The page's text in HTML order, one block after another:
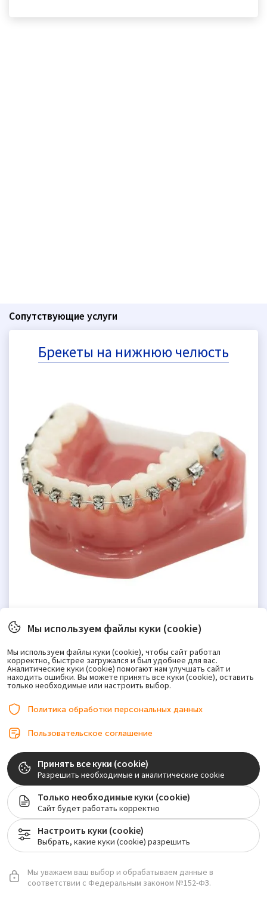
Сопутствующие услуги
Брекеты на нижнюю челюсть
Лечение зуба с удалением нерва
Мы используем файлы куки (cookie)
Мы используем файлы куки (cookie), чтобы сайт работал
корректно, быстрее загружался и был удобнее для вас.
Аналитические куки (cookie) помогают нам улучшать сайт и
находить ошибки. Вы можете принять все куки (cookie), оставить
только необходимые или настроить выбор.
Политика обработки персональных данных
Пользовательское соглашение
Принять все куки (cookie)
Разрешить необходимые и аналитические cookie
Только необходимые куки (cookie)
Сайт будет работать корректно
Настроить куки (cookie)
Выбрать, какие куки (cookie) разрешить
Мы уважаем ваш выбор и обрабатываем данные в
соответствии с Федеральным законом №152-ФЗ.